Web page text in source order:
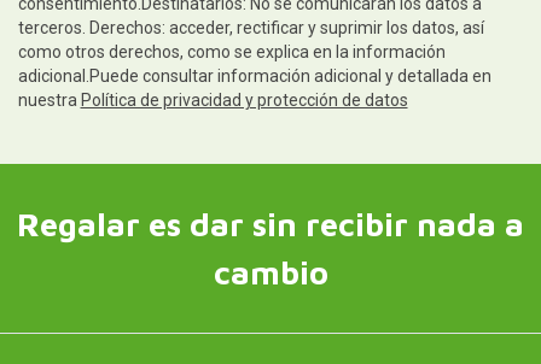
consentimiento.Destinatarios: No se comunicarán los datos a
terceros. Derechos: acceder, rectificar y suprimir los datos, así
como otros derechos, como se explica en la información
adicional.Puede consultar información adicional y detallada en
nuestra Política de privacidad y protección de datos
Regalar es dar sin recibir nada a
cambio